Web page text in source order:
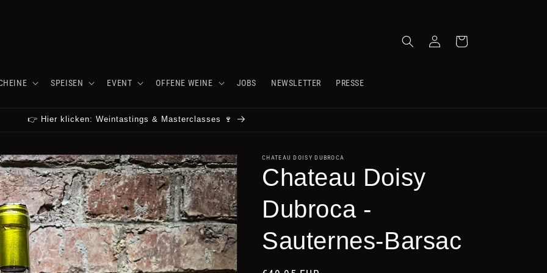
SPEISEN EVENT OFFENE WEINE JOBS NEWSLETTER PRESSE
EinloggenWarenkorb
👉 Hier klicken: Weintastings & Masterclasses 🍷
CHATEAU DOISY DUBROCA
Chateau Doisy
Dubroca -
Sauternes-Barsac